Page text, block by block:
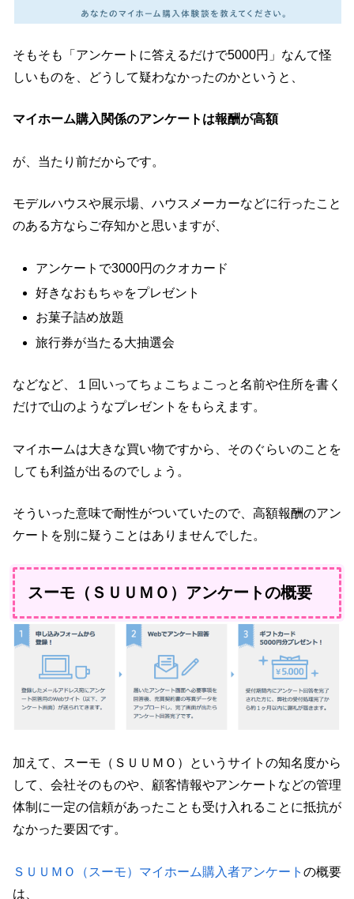
そもそも「アンケートに答えるだけで5000円」なんて怪
しいものを、どうして疑わなかったのかというと、
マイホーム購入関係のアンケートは報酬が高額
が、当たり前だからです。
モデルハウスや展示場、ハウスメーカーなどに行ったこと
のある方ならご存知かと思いますが、
アンケートで3000円のクオカード
好きなおもちゃをプレゼント
お菓子詰め放題
旅行券が当たる大抽選会
などなど、１回いってちょこちょこっと名前や住所を書く
だけで山のようなプレゼントをもらえます。
マイホームは大きな買い物ですから、そのぐらいのことを
しても利益が出るのでしょう。
そういった意味で耐性がついていたので、高額報酬のアン
ケートを別に疑うことはありませんでした。
スーモ（ＳＵＵＭＯ）アンケートの概要
加えて、スーモ（ＳＵＵＭＯ）というサイトの知名度から
して、会社そのものや、顧客情報やアンケートなどの管理
体制に一定の信頼があったことも受け入れることに抵抗が
なかった要因です。
ＳＵＵＭＯ（スーモ）マイホーム購入者アンケート の概要
は、